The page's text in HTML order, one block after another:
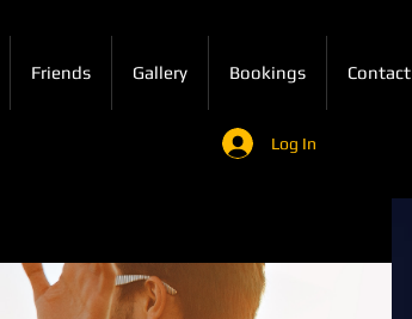
Friends Gallery Bookings Contact
Log In